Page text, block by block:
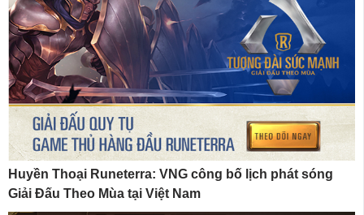
Huyền Thoại Runeterra: VNG công bố lịch phát sóng
Giải Đấu Theo Mùa tại Việt Nam